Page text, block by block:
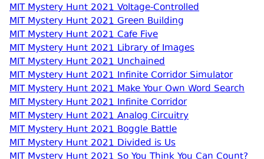
MIT Mystery Hunt 2021 Voltage-Controlled
MIT Mystery Hunt 2021 Green Building
MIT Mystery Hunt 2021 Cafe Five
MIT Mystery Hunt 2021 Library of Images
MIT Mystery Hunt 2021 Unchained
MIT Mystery Hunt 2021 Infinite Corridor Simulator
MIT Mystery Hunt 2021 Make Your Own Word Search
MIT Mystery Hunt 2021 Infinite Corridor
MIT Mystery Hunt 2021 Analog Circuitry
MIT Mystery Hunt 2021 Boggle Battle
MIT Mystery Hunt 2021 Divided is Us